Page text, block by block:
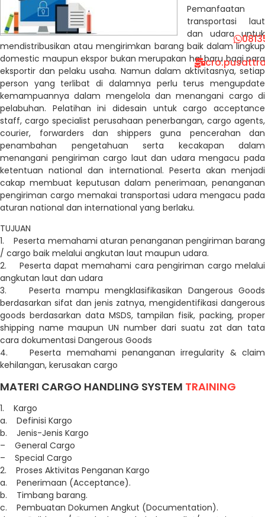
Pemanfaatan
transportasi laut
dan udara untuk
mendistribusikan atau mengirimkan barang baik dalam lingkup
domestic maupun ekspor bukan merupakan hal baru bagi para
eksportir dan pelaku usaha. Namun dalam aktivitasnya, setiap
person yang terlibat di dalamnya perlu terus mengupdate
kemampuannya dalam mengelola dan menangani cargo di
pelabuhan. Pelatihan ini didesain untuk cargo acceptance
staff, cargo specialist perusahaan penerbangan, cargo agents,
courier, forwarders dan shippers guna pencerahan dan
penambahan pengetahuan serta kecakapan dalam
menangani pengiriman cargo laut dan udara mengacu pada
ketentuan national dan international. Peserta akan menjadi
cakap membuat keputusan dalam penerimaan, penanganan
pengiriman cargo memakai transportasi udara mengacu pada
aturan national dan international yang berlaku.
TUJUAN
1. Peserta memahami aturan penanganan pengiriman barang
/ cargo baik melalui angkutan laut maupun udara.
2. Peserta dapat memahami cara pengiriman cargo melalui
angkutan laut dan udara
3. Peserta mampu mengklasifikasikan Dangerous Goods
berdasarkan sifat dan jenis zatnya, mengidentifikasi dangerous
goods berdasarkan data MSDS, tampilan fisik, packing, proper
shipping name maupun UN number dari suatu zat dan tata
cara dokumentasi Dangerous Goods
4. Peserta memahami penanganan irregularity & claim
kehilangan, kerusakan cargo
MATERI CARGO HANDLING SYSTEM TRAINING
1. Kargo
a. Definisi Kargo
b. Jenis-Jenis Kargo
– General Cargo
– Special Cargo
2. Proses Aktivitas Penganan Kargo
a. Penerimaan (Acceptance).
b. Timbang barang.
c. Pembuatan Dokumen Angkut (Documentation).